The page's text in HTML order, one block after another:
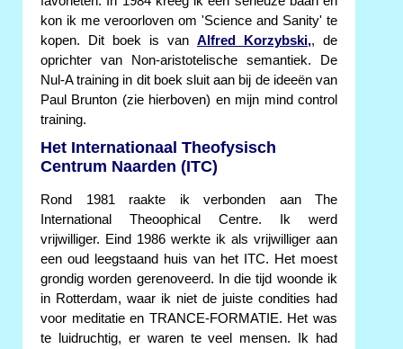
kon ik me veroorloven om 'Science and Sanity' te
kopen. Dit boek is van Alfred Korzybski,, de
oprichter van Non-aristotelische semantiek. De
Nul-A training in dit boek sluit aan bij de ideeën van
Paul Brunton (zie hierboven) en mijn mind control
training.
Het Internationaal Theofysisch
Centrum Naarden (ITC)
Rond 1981 raakte ik verbonden aan The
International Theoophical Centre. Ik werd
vrijwilliger. Eind 1986 werkte ik als vrijwilliger aan
een oud leegstaand huis van het ITC. Het moest
grondig worden gerenoveerd. In die tijd woonde ik
in Rotterdam, waar ik niet de juiste condities had
voor meditatie en TRANCE-FORMATIE. Het was
te luidruchtig, er waren te veel mensen. Ik had